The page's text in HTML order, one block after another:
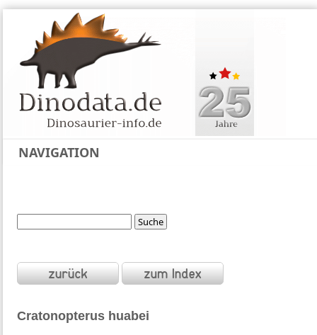
NAVIGATION
Cratonopterus huabei